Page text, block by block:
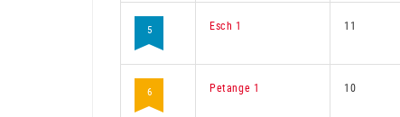
5 Esch 1 11
6 Petange 1 10